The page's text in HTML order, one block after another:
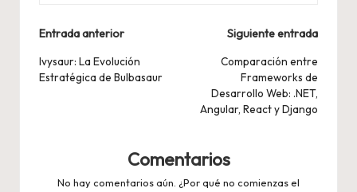
Navegación
de
entradas
Entrada anterior
Ivysaur: La Evolución
Estratégica de Bulbasaur
Siguiente entrada
Comparación entre
Frameworks de
Desarrollo Web: .NET,
Angular, React y Django
Comentarios
No hay comentarios aún. ¿Por qué no comienzas el